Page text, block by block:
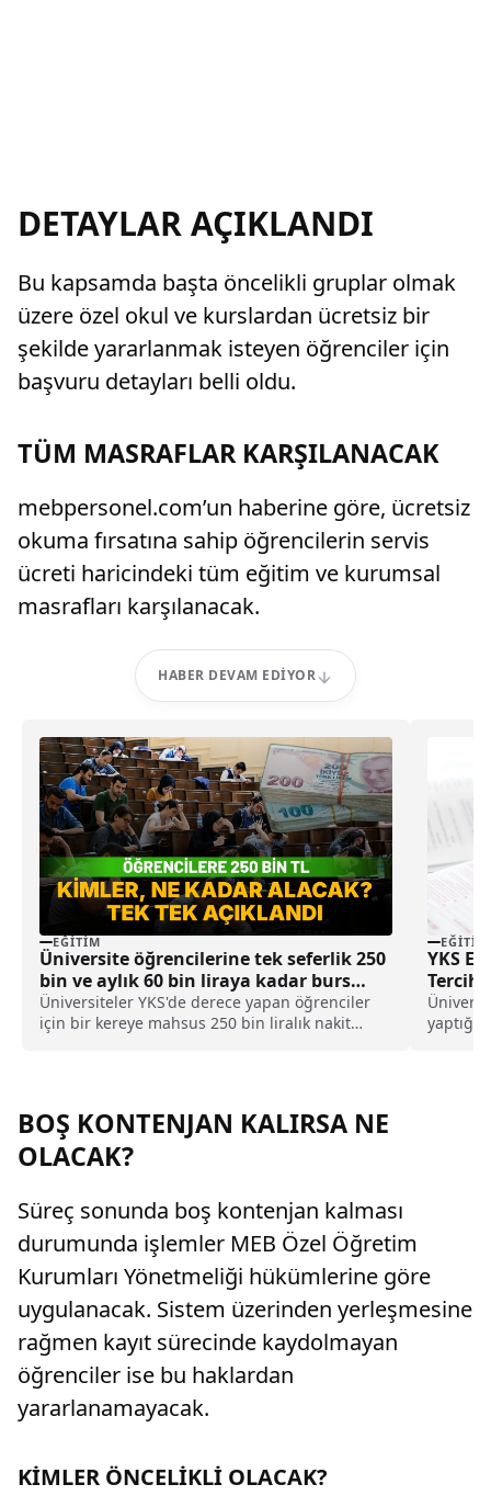
DETAYLAR AÇIKLANDI
Bu kapsamda başta öncelikli gruplar olmak
üzere özel okul ve kurslardan ücretsiz bir
şekilde yararlanmak isteyen öğrenciler için
başvuru detayları belli oldu.
TÜM MASRAFLAR KARŞILANACAK
mebpersonel.com’un haberine göre, ücretsiz
okuma fırsatına sahip öğrencilerin servis
ücreti haricindeki tüm eğitim ve kurumsal
masrafları karşılanacak.
HABER DEVAM EDIYOR
EĞITIM
Üniversite öğrencilerine tek seferlik 250
bin ve aylık 60 bin liraya kadar burs
desteği
Üniversiteler YKS'de derece yapan öğrenciler
için bir kereye mahsus 250 bin liralık nakit
EĞITIM
YKS
Tercih
yaptığı
BOŞ KONTENJAN KALIRSA NE
OLACAK?
Süreç sonunda boş kontenjan kalması
durumunda işlemler MEB Özel Öğretim
Kurumları Yönetmeliği hükümlerine göre
uygulanacak. Sistem üzerinden yerleşmesine
rağmen kayıt sürecinde kaydolmayan
öğrenciler ise bu haklardan
yararlanamayacak.
KİMLER ÖNCELİKLİ OLACAK?